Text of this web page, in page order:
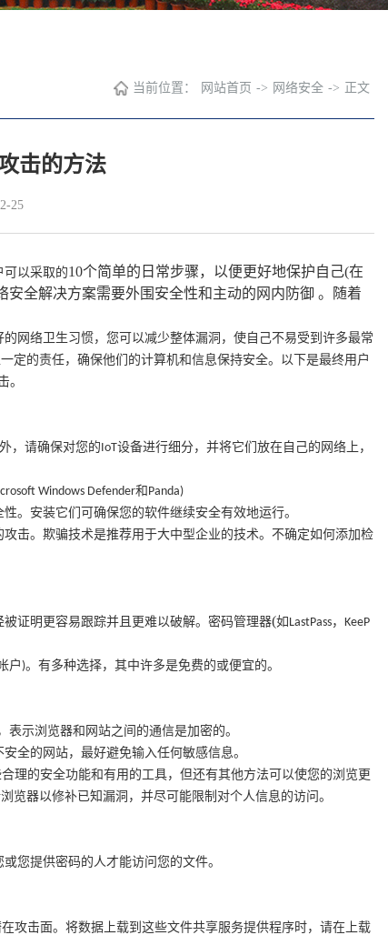
当前位置： 网站首页 -> 网络安全 -> 正文
击的方法
25
可以采取的10个简单的日常步骤，以便更好地保护自己(在
全解决方案需要外围安全性和主动的网内防御 。随着
网络卫生习惯，您可以减少整体漏洞，使自己不易受到许多最常
定的责任，确保他们的计算机和信息保持安全。以下是最终用户
。
，请确保对您的IoT设备进行细分，并将它们放在自己的网络上，
Windows Defender和 Panda)
。安装它们可确保您的软件继续安全有效地运行。
击。欺骗技术是推荐用于大中型企业的技术。不确定如何添加检
证明更容易跟踪并且更难以破解。密码管理器(如 LastPass， KeeP
户)。有多种选择，其中许多是免费的或便宜的。
表示浏览器和网站之间的通信是加密的。
全的网站，最好避免输入任何敏感信息。
理的安全功能和有用的工具，但还有其他方法可以使您的浏览更
器以修补已知漏洞，并尽可能限制对个人信息的访问。
您提供密码的人才能访问您的文件。
攻击面。将数据上载到这些文件共享服务提供程序时，请在上载